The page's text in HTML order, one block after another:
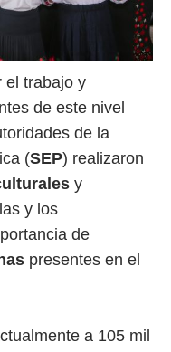
el trabajo y
de este nivel
de la
(SEP) realizaron
y
y los
de
presentes en el
a 105 mil